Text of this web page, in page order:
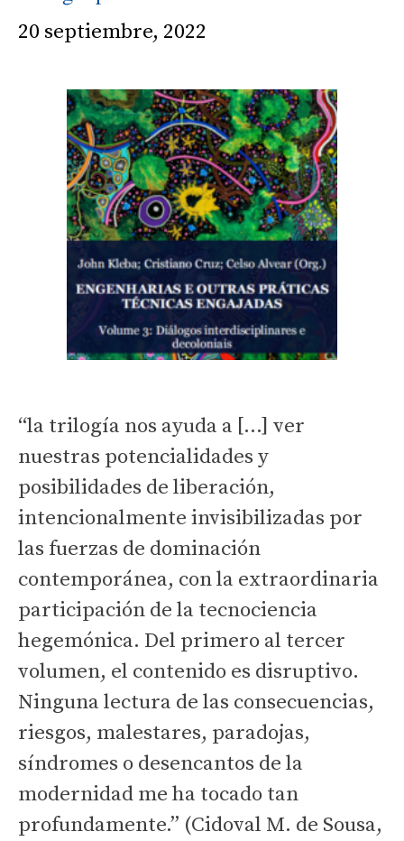
20 septiembre, 2022
“la trilogía nos ayuda a […] ver
nuestras potencialidades y
posibilidades de liberación,
intencionalmente invisibilizadas por
las fuerzas de dominación
contemporánea, con la extraordinaria
participación de la tecnociencia
hegemónica. Del primero al tercer
volumen, el contenido es disruptivo.
Ninguna lectura de las consecuencias,
riesgos, malestares, paradojas,
síndromes o desencantos de la
modernidad me ha tocado tan
profundamente.” (Cidoval M. de Sousa,